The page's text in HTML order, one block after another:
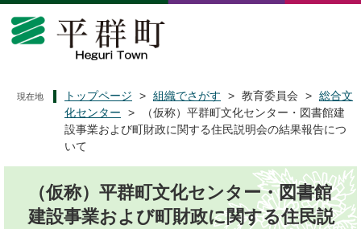
ペ
メ
現在地 トップページ > 組織でさがす > 教育委員会 > 総合文
化センター
>
（仮称）平群町文化センター・図書館建
設事業および町財政に関する住民説明会の結果報告につ
いて
（仮称）平群町文化センター・図書館
建設事業および町財政に関する住民説